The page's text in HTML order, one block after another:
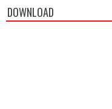
DOWNLOAD